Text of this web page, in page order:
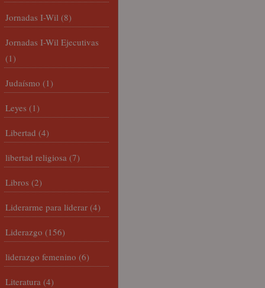
Jornadas I-Wil (8)
Jornadas I-Wil Ejecutivas
(1)
Judaísmo (1)
Leyes (1)
Libertad (4)
libertad religiosa (7)
Libros (2)
Liderarme para liderar (4)
Liderazgo (156)
liderazgo femenino (6)
Literatura (4)